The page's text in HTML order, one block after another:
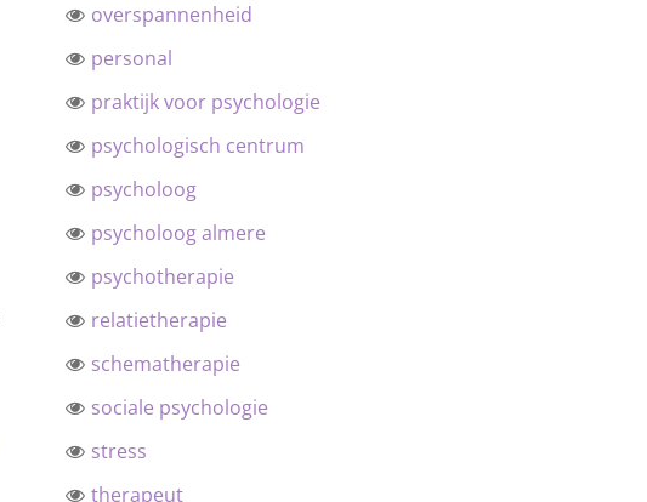
overspannenheid
personal
praktijk voor psychologie
psychologisch centrum
psycholoog
psycholoog almere
psychotherapie
relatietherapie
schematherapie
sociale psychologie
stress
therapeut